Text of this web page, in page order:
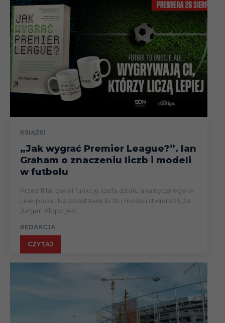
KSIĄŻKI
„Jak wygrać Premier League?”. Ian
Graham o znaczeniu liczb i modeli
w futbolu
Przez 11 lat pełnił funkcję szefa działu analitycznego w
Liverpoolu. Na podstawie liczb i modeli stwierdził, że
Jurgen Klopp jest...
REDAKCJA
CZYTAJ